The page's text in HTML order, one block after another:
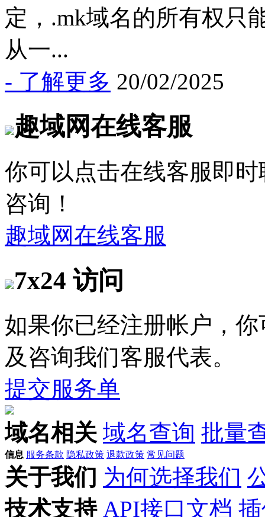
定，.mk域名的所有权只
从一...
- 了解更多 20/02/2025
趣域网在线客服
你可以点击在线客服即
咨询！
趣域网在线客服
7x24 访问
如果你已经注册帐户，
及咨询我们客服代表。
提交服务单
域名相关 域名查询 批量
信息 服务条款 隐私政策 退款政策 常见问题
关于我们 为何选择我们
技术支持 API接口文档